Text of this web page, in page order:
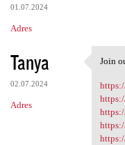
01.07.2024
Adres
Tanya
02.07.2024
Adres
Join
Join